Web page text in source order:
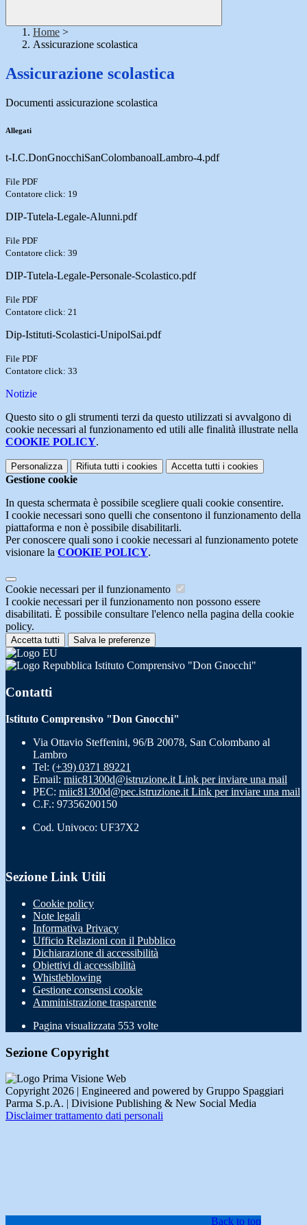
Home >
Assicurazione scolastica
Assicurazione scolastica
Documenti assicurazione scolastica
Allegati
t-I.C.DonGnocchiSanColombanoalLambro-4.pdf
File PDF
Contatore click: 19
DIP-Tutela-Legale-Alunni.pdf
File PDF
Contatore click: 39
DIP-Tutela-Legale-Personale-Scolastico.pdf
File PDF
Contatore click: 21
Dip-Istituti-Scolastici-UnipolSai.pdf
File PDF
Contatore click: 33
Notizie
Questo sito o gli strumenti terzi da questo utilizzati si avvalgono di
cookie necessari al funzionamento ed utili alle finalità illustrate nella
COOKIE POLICY.
Personalizza Rifiuta tutti i cookies Accetta tutti i cookies
Gestione cookie
In questa schermata è possibile scegliere quali cookie consentire.
I cookie necessari sono quelli che consentono il funzionamento della
piattaforma e non è possibile disabilitarli.
Per conoscere quali sono i cookie necessari al funzionamento potete
visionare la COOKIE POLICY.
Cookie necessari per il funzionamento
I cookie necessari per il funzionamento non possono essere
disabilitati. È possibile consultare l'elenco nella pagina della cookie
policy.
Accetta tutti Salva le preferenze
Istituto Comprensivo "Don Gnocchi"
Contatti
Istituto Comprensivo "Don Gnocchi"
Via Ottavio Steffenini, 96/B 20078, San Colombano al
Lambro
Tel: (+39) 0371 89221
Email: miic81300d@istruzione.it Link per inviare una mail
PEC: miic81300d@pec.istruzione.it Link per inviare una mail
C.F.: 97356200150
Cod. Univoco: UF37X2
Sezione Link Utili
Cookie policy
Note legali
Informativa Privacy
Ufficio Relazioni con il Pubblico
Dichiarazione di accessibilità
Obiettivi di accessibilità
Whistleblowing
Gestione consensi cookie
Amministrazione trasparente
Pagina visualizzata 553 volte
Sezione Copyright
Copyright 2026 | Engineered and powered by Gruppo Spaggiari
Parma S.p.A. | Divisione Publishing & New Social Media
Disclaimer trattamento dati personali
Back to top